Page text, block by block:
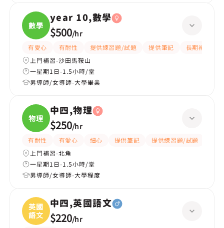
數學
year 10,數學
$500/hr
有愛心 有耐性 提供練習題/試題 提供筆記
長期補習
上門補習-沙田馬鞍山
一星期1日-1.5小時/堂
男導師/女導師-大學畢業
物理
中四,物理
$250/hr
有耐性 有愛心 細心 提供筆記 提供練習題/試題
上門補習-北角
一星期1日-1.5小時/堂
男導師/女導師-大學程度
英國
語文
中四,英國語文
$220/hr